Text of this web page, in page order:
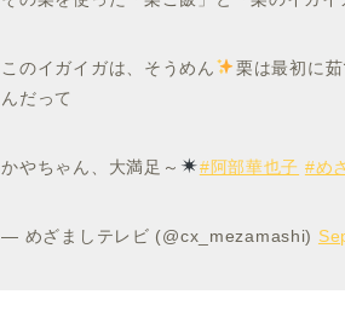
このイガイガは、そうめん
栗は最初に
んだって
かやちゃん、大満足～ #阿部華也子 #め
— めざましテレビ (@cx_mezamashi)